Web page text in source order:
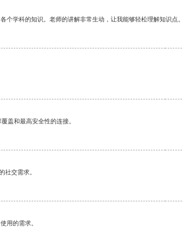
个学科的知识。老师的讲解非常生动，让我能够轻松理解知识点。
盖和最高安全性的连接。
社交需求。
用的需求。